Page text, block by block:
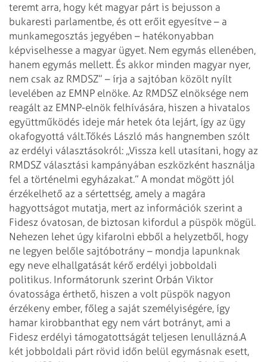
teremt arra, hogy két magyar párt is bejusson a
bukaresti parlamentbe, és ott erőit egyesítve – a
munkamegosztás jegyében – hatékonyabban
képviselhesse a magyar ügyet. Nem egymás ellenében,
hanem egymás mellett. És akkor minden magyar nyer,
nem csak az RMDSZ” – írja a sajtóban közölt nyílt
levelében az EMNP elnöke. Az RMDSZ elnöksége nem
reagált az EMNP-elnök felhívására, hiszen a hivatalos
együttműködés ideje már hetek óta lejárt, így az ügy
okafogyottá vált.Tőkés László más hangnemben szólt
az erdélyi választásokról: „Vissza kell utasítani, hogy az
RMDSZ választási kampányában eszközként használja
fel a történelmi egyházakat.” A mondat mögött jól
érzékelhető az a sértettség, amely a magára
hagyottságot mutatja, mert az információk szerint a
Fidesz óvatosan, de biztosan kifordul a püspök mögül.
Nehezen lehet úgy kifarolni ebből a helyzetből, hogy
ne legyen belőle sajtóbotrány – mondja lapunknak
egy neve elhallgatását kérő erdélyi jobboldali
politikus. Informátorunk szerint Orbán Viktor
óvatossága érthető, hiszen a volt püspök nagyon
érzékeny ember, főleg a saját személyiségére, így
hamar kirobbanthat egy nem várt botrányt, ami a
Fidesz erdélyi támogatottságát teljesen lenullázná.A
két jobboldali párt rövid időn belül egymásnak esett,